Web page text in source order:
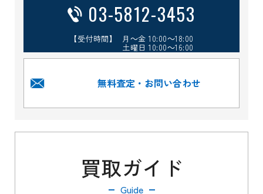
03-5812-3453
【受付時間】 月～金 10:00～18:00
土曜日 10:00～16:00
無料査定・お問い合わせ
買取ガイド
Guide